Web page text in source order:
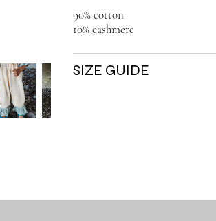
90% cotton
10% cashmere
SIZE GUIDE